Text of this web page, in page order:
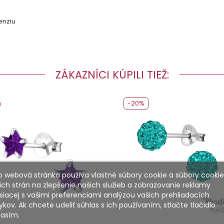
ZÁKAZNÍCI KÚPILI TIEŽ:
-20%
webová stránka používa vlastné súbory cookie a súbory cookie
strán na zlepšenie našich služieb a zobrazovanie reklamy
s vašimi preferenciami analýzou vašich prehliadacích
Ak chcete udeliť súhlas s ich používaním, stlačte tlačidlo